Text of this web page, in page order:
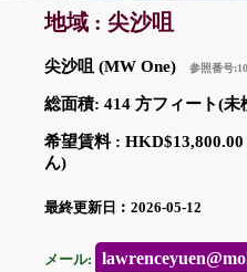
地域 : 尖沙咀
尖沙咀 (MW One) 参照番号
総面積: 414 方フィート(未
希望賃料 :
ん)
最終更新日︰2026-05-12
メール: